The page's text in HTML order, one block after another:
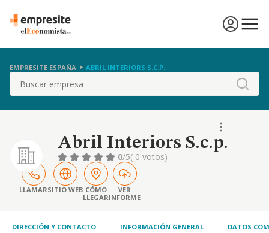
EMPRESITE ESPAÑA ABRIL INTERIORS S.C.P.
Buscar
Abril Interiors S.c.p.
0/5( 0 votos)
LLAMARSITIO WEB CÓMO
LLEGAR
VER
INFORME
DIRECCIÓN Y CONTACTO INFORMACIÓN GENERAL DATOS